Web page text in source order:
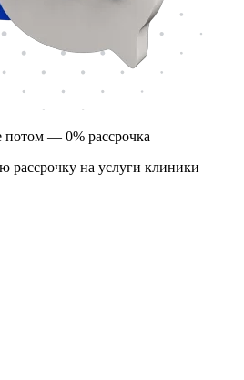
потом — 0% рассрочка
рассрочку на услуги клиники